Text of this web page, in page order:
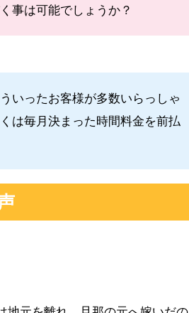
事は可能でしょうか？
いったお客様が多数いらっしゃ
は毎月決まった時間料金を前払